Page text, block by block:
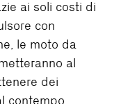
ai soli costi di
con
le moto da
al
dei
contempo